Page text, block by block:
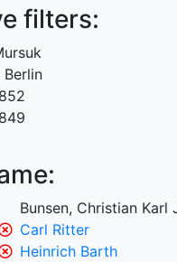
filters:
Berlin
Bunsen, Christian Karl
Carl Ritter
Heinrich Barth